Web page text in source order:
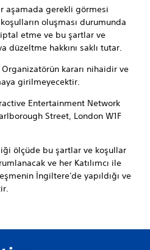
aşamada gerekli görmesi
oluşması durumunda
etme ve bu şartlar ve
düzeltme hakkını saklı tutar.
kararı nihaidir ve
girilmeyecektir.
Entertainment Network
Street, London W1F
ölçüde bu şartlar ve koşullar
ve her Katılımcı ile
İngiltere'de yapıldığı ve